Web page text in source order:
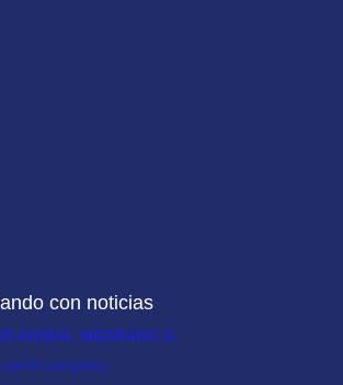
con noticias
ANIBAL MEDRANO S.
perfil completo